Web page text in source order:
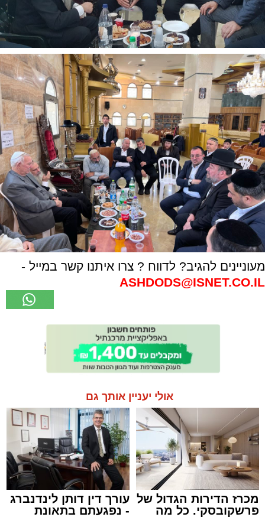
מעוניינים להגיב? לדווח ? צרו איתנו קשר במייל -
ASHDODS@ISNET.CO.IL
אולי יעניין אותך גם
מכרז הדירות הגדול של
פרשקובסקי. כל מה
עורך דין דותן לינדנברג
- נפגעתם בתאונת